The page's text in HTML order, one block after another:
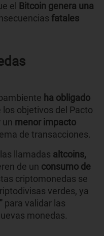
el
Bitcoin genera una
fatales
ha obligado
los objetivos del Pacto
un menor impacto
de transacciones.
llamadas altcoins,
de un consumo de
criptomonedas se
verdes, ya
para validar las
monedas.